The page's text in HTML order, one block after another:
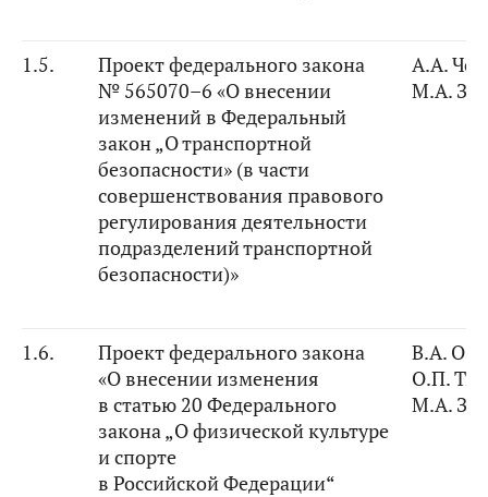
1.5.
Проект федерального закона
№ 565070–6 «О внесении
изменений в Федеральный
закон „О транспортной
безопасности» (в части
совершенствования правового
регулирования деятельности
подразделений транспортной
безопасности)»
А.А.
М.А.
1.6.
Проект федерального закона
«О внесении изменения
в статью 20 Федерального
закона „О физической культуре
и спорте
в Российской Федерации“
В.А.
О.П.
М.А.